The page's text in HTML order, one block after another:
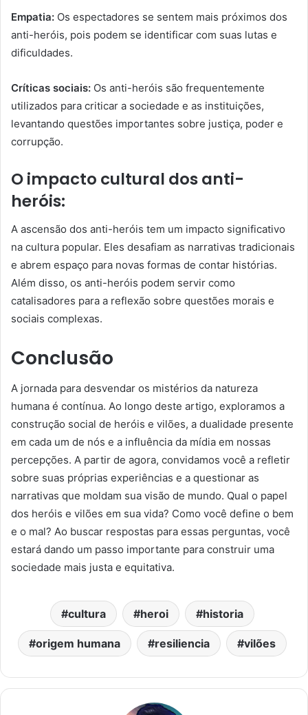
Empatia: Os espectadores se sentem mais próximos dos
anti-heróis, pois podem se identificar com suas lutas e
dificuldades.
Críticas sociais: Os anti-heróis são frequentemente
utilizados para criticar a sociedade e as instituições,
levantando questões importantes sobre justiça, poder e
corrupção.
O impacto cultural dos anti-
heróis:
A ascensão dos anti-heróis tem um impacto significativo
na cultura popular. Eles desafiam as narrativas tradicionais
e abrem espaço para novas formas de contar histórias.
Além disso, os anti-heróis podem servir como
catalisadores para a reflexão sobre questões morais e
sociais complexas.
Conclusão
A jornada para desvendar os mistérios da natureza
humana é contínua. Ao longo deste artigo, exploramos a
construção social de heróis e vilões, a dualidade presente
em cada um de nós e a influência da mídia em nossas
percepções. A partir de agora, convidamos você a refletir
sobre suas próprias experiências e a questionar as
narrativas que moldam sua visão de mundo. Qual o papel
dos heróis e vilões em sua vida? Como você define o bem
e o mal? Ao buscar respostas para essas perguntas, você
estará dando um passo importante para construir uma
sociedade mais justa e equitativa.
cultura heroi historia
origem humana resiliencia vilões